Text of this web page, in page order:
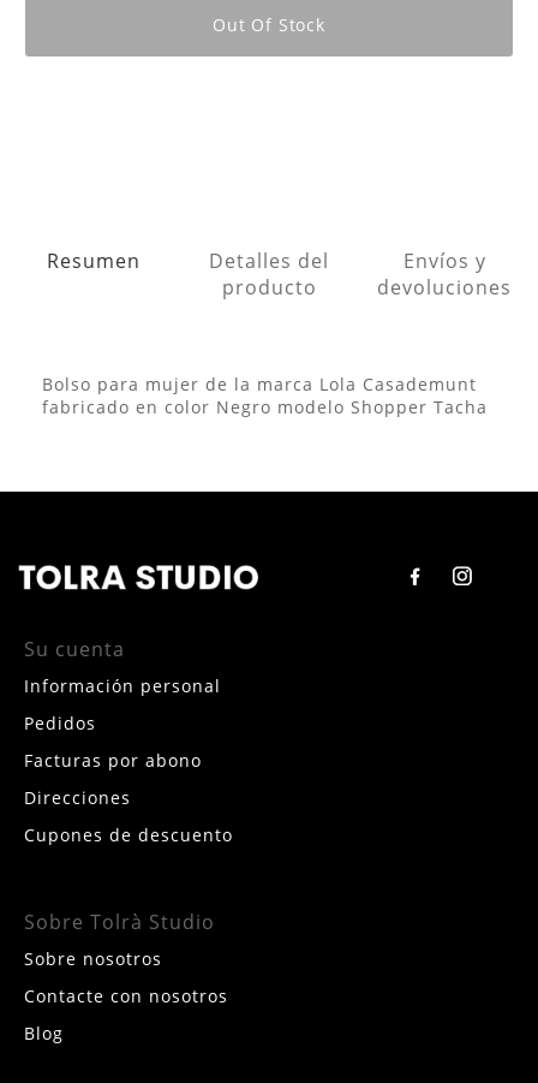
Out Of Stock
Resumen
Detalles del
producto
Envíos y
devoluciones
Bolso para mujer de la marca Lola Casademunt
fabricado en color Negro modelo Shopper Tacha
Su cuenta
Información personal
Pedidos
Facturas por abono
Direcciones
Cupones de descuento
Sobre Tolrà Studio
Sobre nosotros
Contacte con nosotros
Blog